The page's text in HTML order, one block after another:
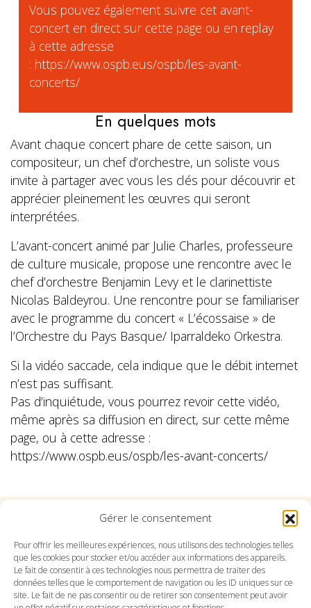
Gérer le consentement
Pour offrir les meilleures expériences, nous utilisons des technologies telles
que les cookies pour stocker et/ou accéder aux informations des appareils.
Le fait de consentir à ces technologies nous permettra de traiter des
données telles que le comportement de navigation ou les ID uniques sur ce
site. Le fait de ne pas consentir ou de retirer son consentement peut avoir
Vous pouvez également suivre cet avant-
concert en direct sur cette page ou en replay
à cette adresse
: https://www.ospb.eus/ospb/les-avant-
concerts/
En quelques mots
Avant chaque concert phare de cette saison, un
compositeur, un chef d’orchestre, un soliste vous
invite à partager avec vous les clés pour découvrir et
apprécier pleinement les œuvres qui seront
interprétées.
L’avant-concert animé par Julie Charles, professeure
de culture musicale, propose une rencontre avec le
chef d’orchestre Benjamin Levy et le clarinettiste
Nicolas Baldeyrou. Une rencontre pour se familiariser
avec le programme du concert « L’écossaise » de
l’Orchestre du Pays Basque/ Iparraldeko Orkestra.
Si la vidéo saccade, cela indique que le débit internet
n’est pas suffisant.
Pas d’inquiétude, vous pourrez revoir cette vidéo,
même après sa diffusion en direct, sur cette même
page, ou à cette adresse :
https://www.ospb.eus/ospb/les-avant-concerts/
Suivez le conservatoire du Pays Basque sur les
réseaux